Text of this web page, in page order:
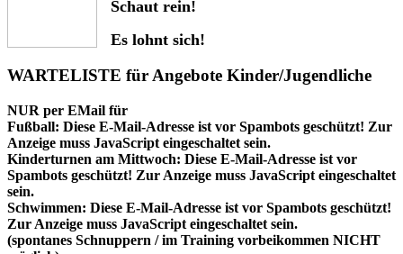
Schaut rein!
Es lohnt sich!
WARTELISTE für Angebote Kinder/Jugendliche
NUR per EMail für
Fußball: Diese E-Mail-Adresse ist vor Spambots geschützt! Zur
Anzeige muss JavaScript eingeschaltet sein.
Kinderturnen am Mittwoch: Diese E-Mail-Adresse ist vor
Spambots geschützt! Zur Anzeige muss JavaScript eingeschaltet
sein.
Schwimmen: Diese E-Mail-Adresse ist vor Spambots geschützt!
Zur Anzeige muss JavaScript eingeschaltet sein.
(spontanes Schnuppern / im Training vorbeikommen NICHT